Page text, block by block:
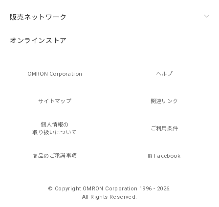
販売ネットワーク
オンラインストア
OMRON Corporation ヘルプ
サイトマップ 関連リンク
個人情報の
取り扱いについて
ご利用条件
商品のご承諾事項 Facebook
© Copyright OMRON Corporation 1996 - 2026.
All Rights Reserved.